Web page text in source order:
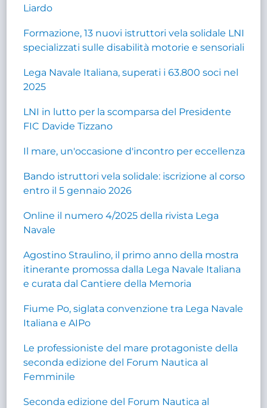
Liardo
Formazione, 13 nuovi istruttori vela solidale LNI
specializzati sulle disabilità motorie e sensoriali
Lega Navale Italiana, superati i 63.800 soci nel
2025
LNI in lutto per la scomparsa del Presidente
FIC Davide Tizzano
Il mare, un'occasione d'incontro per eccellenza
Bando istruttori vela solidale: iscrizione al corso
entro il 5 gennaio 2026
Online il numero 4/2025 della rivista Lega
Navale
Agostino Straulino, il primo anno della mostra
itinerante promossa dalla Lega Navale Italiana
e curata dal Cantiere della Memoria
Fiume Po, siglata convenzione tra Lega Navale
Italiana e AIPo
Le professioniste del mare protagoniste della
seconda edizione del Forum Nautica al
Femminile
Seconda edizione del Forum Nautica al